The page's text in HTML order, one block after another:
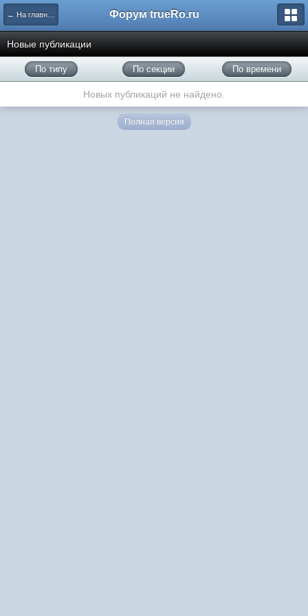
← На главную Форум trueRo.ru
Новые публикации
По типу По секции По времени
Новых публикаций не найдено.
Полная версия